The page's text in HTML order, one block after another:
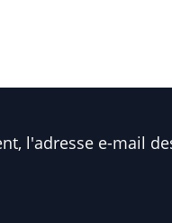
l'adresse e-mail